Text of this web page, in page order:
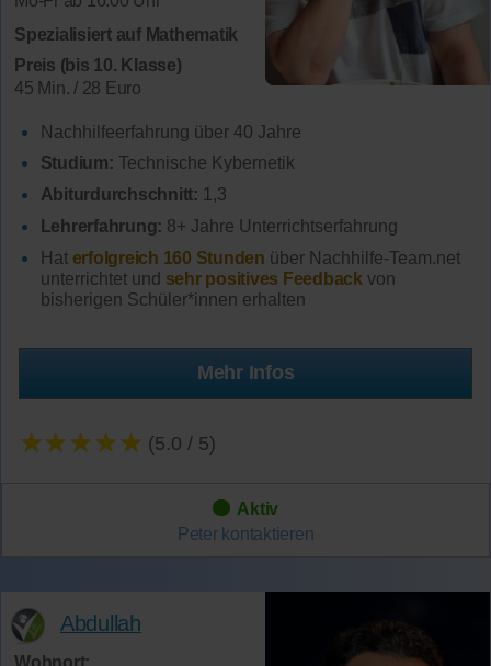
Spezialisiert auf Mathematik
Preis (bis 10. Klasse)
45 Min. / 28 Euro
Nachhilfeerfahrung über 40 Jahre
Studium: Technische Kybernetik
Abiturdurchschnitt: 1,3
Lehrerfahrung: 8+ Jahre Unterrichtserfahrung
Hat erfolgreich 160 Stunden über Nachhilfe-Team.net
unterrichtet und sehr positives Feedback von
bisherigen Schüler*innen erhalten
Mehr Infos
★★★★★ (5.0 / 5)
Aktiv
Peter kontaktieren
Abdullah
Wohnort: